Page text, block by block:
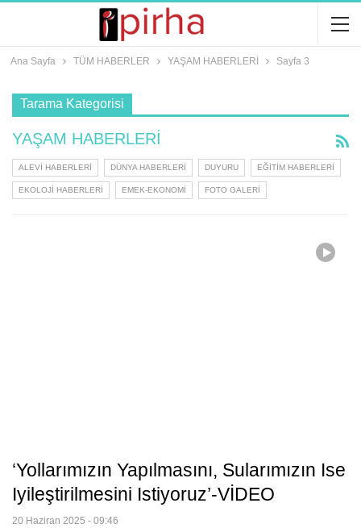
Ana Sayfa TÜM HABERLER YAŞAM HABERLERİ Sayfa 3
Tarama Kategorisi
YAŞAM HABERLERİ
ALEVİ HABERLERİ DÜNYA HABERLERİ DUYURU EĞİTİM HABERLERİ
EKOLOJİ HABERLERİ EMEK-EKONOMİ FOTO GALERİ
‘Yollarımızın Yapılmasını, Sularımızın Ise
Iyileştirilmesini Istiyoruz’-VİDEO
20 Haziran 2025 - 09:46